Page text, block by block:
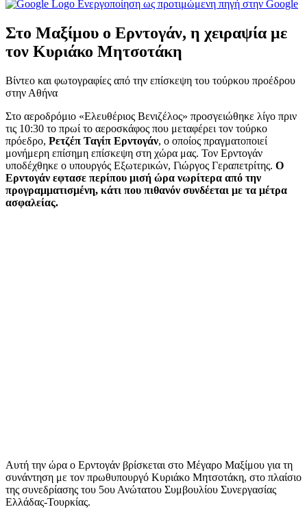
Ενεργοποίηση ως προτιμώμενη πηγή στην Google
Στο Μαξίμου ο Ερντογάν, η χειραψία με
τον Κυριάκο Μητσοτάκη
Βίντεο και φωτογραφίες από την επίσκεψη του τούρκου προέδρου
στην Αθήνα
Στο αεροδρόμιο «Ελευθέριος Βενιζέλος» προσγειώθηκε λίγο πριν
τις 10:30 το πρωί το αεροσκάφος που μεταφέρει τον τούρκο
πρόεδρο, Ρετζέπ Ταγίπ Ερντογάν, ο οποίος πραγματοποιεί
μονήμερη επίσημη επίσκεψη στη χώρα μας. Τον Ερντογάν
υποδέχθηκε ο υπουργός Εξωτερικών, Γιώργος Γεραπετρίτης. Ο
Ερντογάν εφτασε περίπου μισή ώρα νωρίτερα από την
προγραμματισμένη, κάτι που πιθανόν συνδέεται με τα μέτρα
ασφαλείας.
Αυτή την ώρα ο Ερντογάν βρίσκεται στο Μέγαρο Μαξίμου για τη
συνάντηση με τον πρωθυπουργό Κυριάκο Μητσοτάκη, στο πλαίσιο
της συνεδρίασης του 5ου Ανώτατου Συμβουλίου Συνεργασίας
Ελλάδας-Τουρκίας.